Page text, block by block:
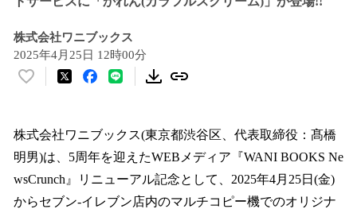
株式会社ワニブックス
2025年4月25日 12時00分
い
！
数
を
読
み
株式会社ワニブックス(東京都渋谷区、代表取締役：髙橋
明男)は、5周年を迎えたWEBメディア『WANI BOOKS Ne
wsCrunch』リニューアル記念として、2025年4月25日(金)
からセブン‐イレブン店内のマルチコピー機でのオリジナ